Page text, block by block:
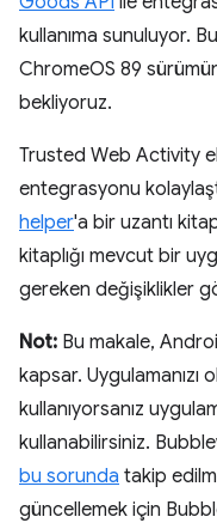
kullanıma sunuluyor.
ChromeOS 89
bekliyoruz.
Trusted Web Activity
entegrasyonu
helper'a bir uzantı
kitaplığı mevcut bir
gereken değişiklikler
Not: Bu makale,
kapsar. Uygulamanızı
kullanıyorsanız
kullanabilirsiniz.
bu sorunda takip
güncellemek için